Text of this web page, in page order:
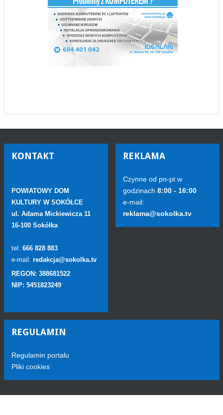
KONTAKT
POWIATOWY DOM
KULTURY W SOKÓŁCE
ul. Adama Mickiewicza 11
16-100 Sokółka
tel: 666 828 883
e-mail: redakcja@sokolka.tv
REGON: 388681522
NIP: 5451823249
REKLAMA
Czynne od pn-pt w
godzinach 8:00 - 16:00
e-mail:
reklama@sokolka.tv
REGULAMIN
Regulamin portalu
Pliki cookies